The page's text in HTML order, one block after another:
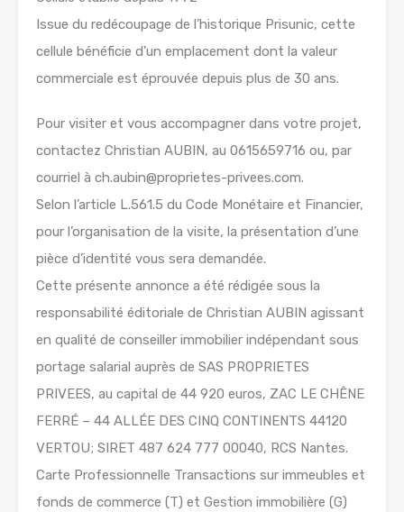
Issue du redécoupage de l’historique Prisunic, cette
cellule bénéficie d’un emplacement dont la valeur
commerciale est éprouvée depuis plus de 30 ans.
Pour visiter et vous accompagner dans votre projet,
contactez Christian AUBIN, au 0615659716 ou, par
courriel à ch.aubin@proprietes-privees.com.
Selon l’article L.561.5 du Code Monétaire et Financier,
pour l’organisation de la visite, la présentation d’une
pièce d’identité vous sera demandée.
Cette présente annonce a été rédigée sous la
responsabilité éditoriale de Christian AUBIN agissant
en qualité de conseiller immobilier indépendant sous
portage salarial auprès de SAS PROPRIETES
PRIVEES, au capital de 44 920 euros, ZAC LE CHÊNE
FERRÉ – 44 ALLÉE DES CINQ CONTINENTS 44120
VERTOU; SIRET 487 624 777 00040, RCS Nantes.
Carte Professionnelle Transactions sur immeubles et
fonds de commerce (T) et Gestion immobilière (G)